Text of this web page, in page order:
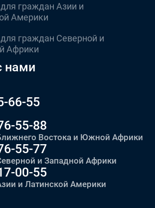
граждан Азии и
Америки
граждан Северной и
Африки
нами
66-55
55-88
Востока и Южной Африки
55-77
и Западной Африки
00-55
и Латинской Америки